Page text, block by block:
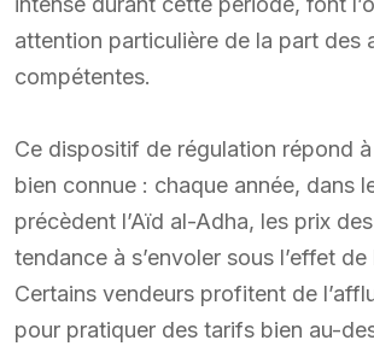
attention particulière de la part des
compétentes.
Ce dispositif de régulation répond
bien connue : chaque année, dans
précèdent l’Aïd al-Adha, les prix
tendance à s’envoler sous l’effet
Certains vendeurs profitent de
pour pratiquer des tarifs bien au-